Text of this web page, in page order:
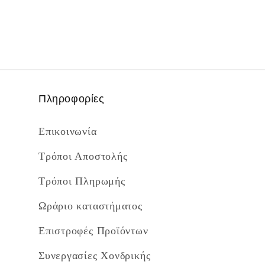
Πληροφορίες
Επικοινωνία
Τρόποι Αποστολής
Τρόποι Πληρωμής
Ωράριο καταστήματος
Επιστροφές Προϊόντων
Συνεργασίες Χονδρικής